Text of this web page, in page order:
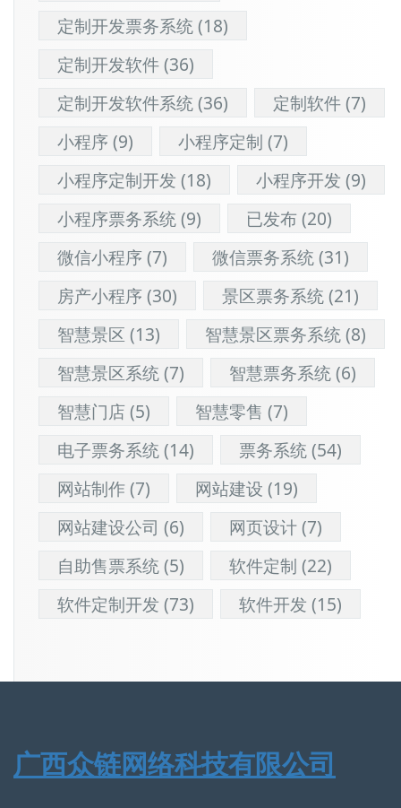
定制开发票务系统(18)
定制开发软件(36)
定制开发软件系统(36) 定制软件(7)
小程序(9) 小程序定制 (7)
小程序定制开发 (18) 小程序开发 (9)
小程序票务系统(9) 已发布(20)
微信小程序(7) 微信票务系统(31)
房产小程序(30) 景区票务系统(21)
智慧景区 (13) 智慧景区票务系统(8)
智慧景区系统(7) 智慧票务系统(6)
智慧门店(5) 智慧零售 (7)
电子票务系统(14) 票务系统(54)
网站制作(7) 网站建设 (19)
网站建设公司 (6) 网页设计(7)
自助售票系统(5) 软件定制 (22)
软件定制开发 (73) 软件开发 (15)
广西众链网络科技有限公司